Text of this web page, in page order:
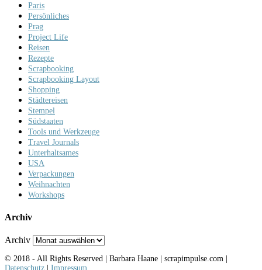
Paris
Persönliches
Prag
Project Life
Reisen
Rezepte
Scrapbooking
Scrapbooking Layout
Shopping
Städtereisen
Stempel
Südstaaten
Tools und Werkzeuge
Travel Journals
Unterhaltsames
USA
Verpackungen
Weihnachten
Workshops
Archiv
Archiv
© 2018 - All Rights Reserved | Barbara Haane | scrapimpulse.com |
Datenschutz
Impressum